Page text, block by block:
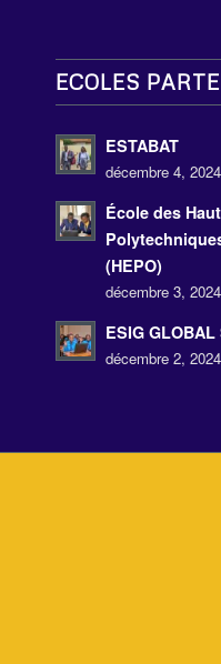
ECOLES
ESTABAT
décembre 4,
École des
(HEPO)
décembre 3,
ESIG GLOBAL
décembre 2,